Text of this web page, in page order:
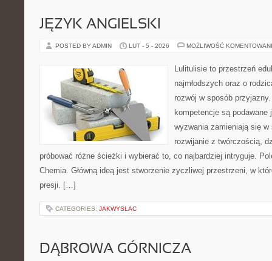
JĘZYK ANGIELSKI
POSTED BY ADMIN LUT - 5 - 2026 MOŻLIWOŚĆ
Lulitulisie to przestrzeń
najmłodszych oraz o
rozwój w sposób
kompetencje są
wyzwania zamieniają się
rozwijanie z twórczością,
próbować różne ścieżki i wybierać to, co najbardziej intryguje.
Chemia. Główną ideą jest stworzenie życzliwej przestrzeni, w
presji. […]
CATEGORIES: JAKWYSLAC
DĄBROWA GÓRNICZA